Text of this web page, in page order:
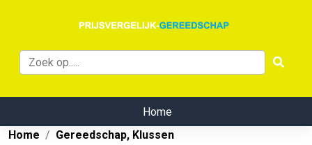
Home
Home
Gereedschap, Klussen